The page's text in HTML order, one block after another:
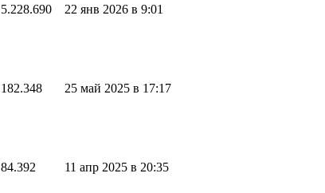
5.228.690 22 янв 2026 в 9:01
182.348 25 май 2025 в 17:17
84.392 11 апр 2025 в 20:35